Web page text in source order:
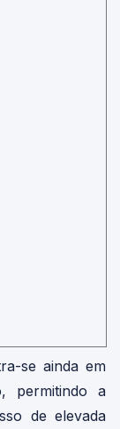
se ainda em
permitindo a
de elevada